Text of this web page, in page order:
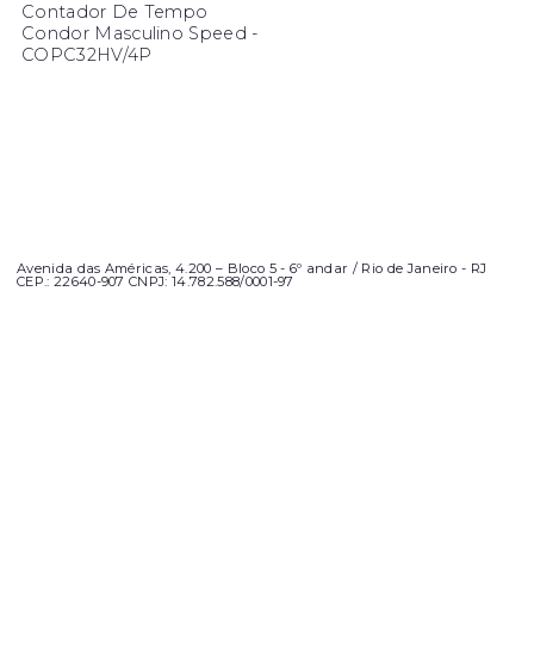
Contador De Tempo
Condor Masculino Speed -
COPC32HV/4P
Avenida das Américas, 4.200 – Bloco 5 - 6º andar / Rio de Janeiro - RJ
CEP.: 22640-907 CNPJ: 14.782.588/0001-97